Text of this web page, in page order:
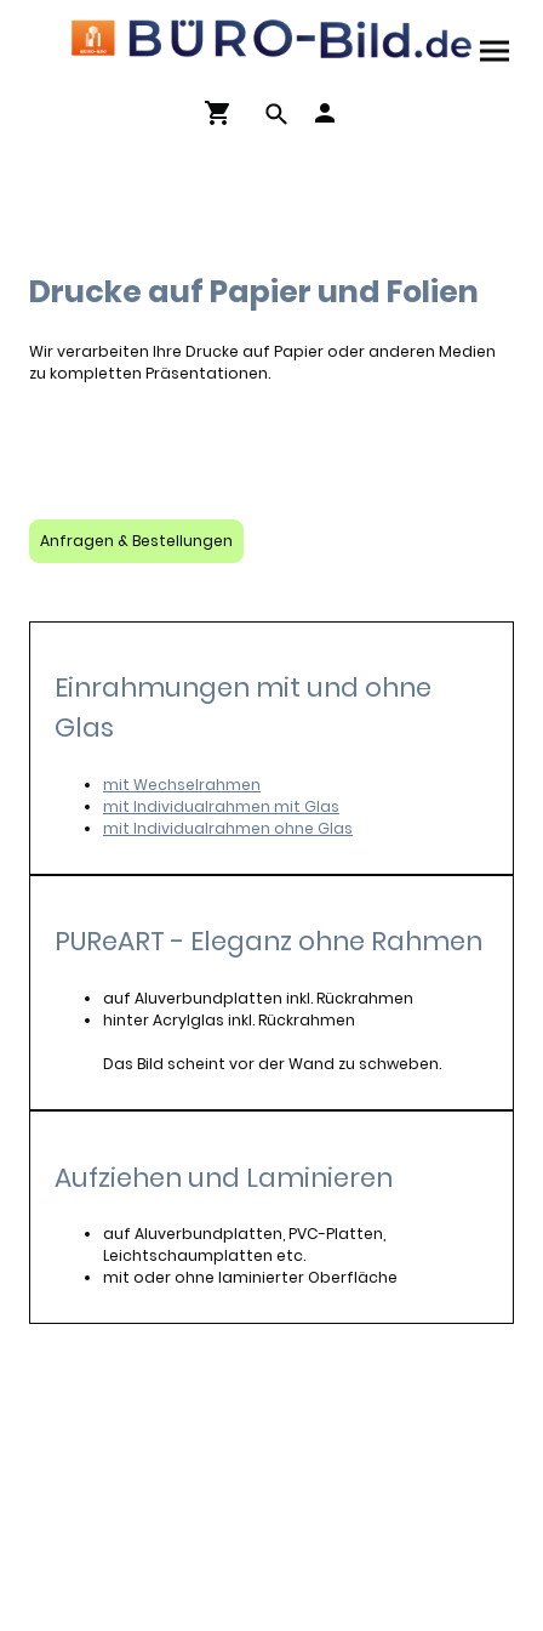
Drucke auf Papier und Folien
Wir verarbeiten Ihre Drucke auf Papier oder anderen Medien
zu kompletten Präsentationen.
Anfragen & Bestellungen
Einrahmungen mit und ohne
Glas
mit Wechselrahmen
mit Individualrahmen mit Glas
mit Individualrahmen ohne Glas
PUReART - Eleganz ohne Rahmen
auf Aluverbundplatten inkl. Rückrahmen
hinter Acrylglas inkl. Rückrahmen
Das Bild scheint vor der Wand zu schweben.
Aufziehen und Laminieren
auf Aluverbundplatten, PVC-Platten,
Leichtschaumplatten etc.
mit oder ohne laminierter Oberfläche